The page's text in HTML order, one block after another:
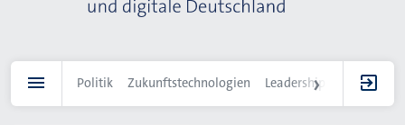
Politik Zukunftstechnologien Leadership IT-